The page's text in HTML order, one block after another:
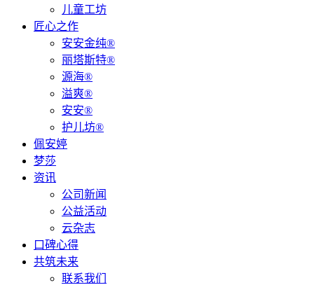
儿童工坊
匠心之作
安安金纯®
丽塔斯特®
源海®
溢爽®
安安®
护儿坊®
佩安婷
梦莎
资讯
公司新闻
公益活动
云杂志
口碑心得
共筑未来
联系我们